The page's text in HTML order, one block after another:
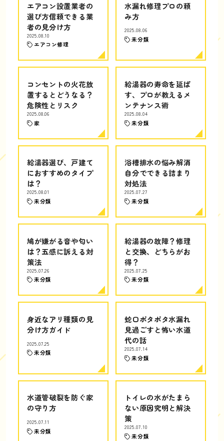
エアコン設置業者の
選び方信頼できる業
者の見分け方
2025.08.10
エアコン修理
水漏れ修理プロの頼
み方
2025.08.06
未分類
コンセントの火花放
置するとどうなる？
危険性とリスク
2025.08.06
家
給湯器の寿命を延ば
す、プロが教えるメ
ンテナンス術
2025.08.04
未分類
給湯器選び、戸建て
におすすめのタイプ
は？
2025.08.01
未分類
浴槽排水の悩み解消
自分でできる詰まり
対処法
2025.07.27
未分類
鳩が嫌がる音や匂い
は？五感に訴える対
策法
2025.07.26
未分類
給湯器の故障？修理
と交換、どちらがお
得？
2025.07.25
未分類
身近なアリ種類の見
分け方ガイド
2025.07.25
未分類
蛇口ポタポタ水漏れ
見過ごすと怖い水道
代の話
2025.07.14
未分類
水道管破裂を防ぐ家
の守り方
2025.07.11
未分類
トイレの水がたまら
ない原因究明と解決
策
2025.07.10
未分類